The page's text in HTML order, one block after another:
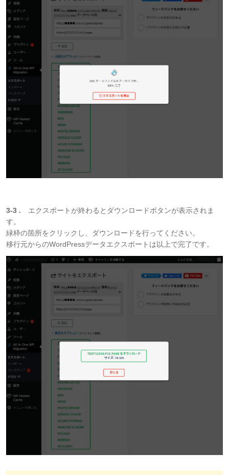
3-3 . エクスポートが終わるとダウンロードボタンが表示されま
す。
緑枠の箇所をクリックし、ダウンロードを行ってください。
移行元からのWordPressデータエクスポートは以上で完了です。